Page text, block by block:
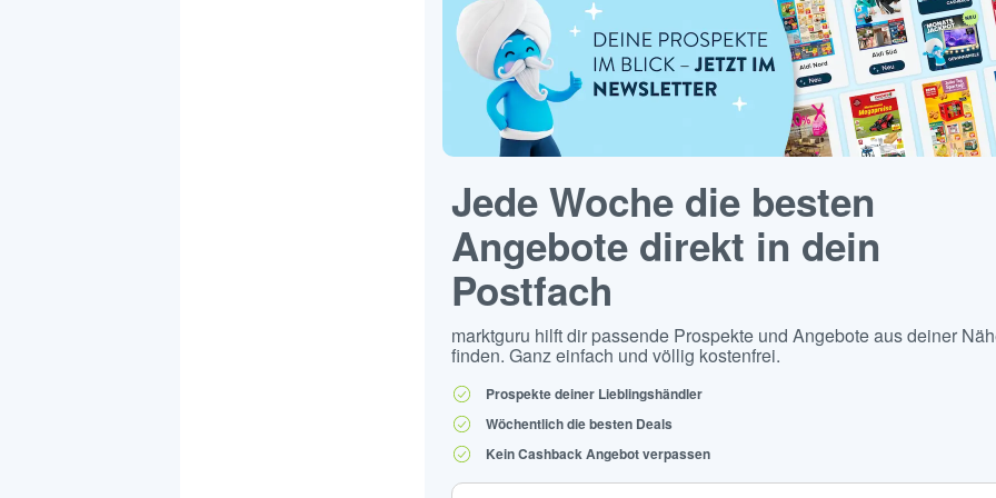
Jede Woche die besten
Angebote direkt in dein
Postfach
marktguru hilft dir passende Prospekte und Angebote aus deiner
finden. Ganz einfach und völlig kostenfrei.
Prospekte deiner Lieblingshändler
Wöchentlich die besten Deals
Kein Cashback Angebot verpassen